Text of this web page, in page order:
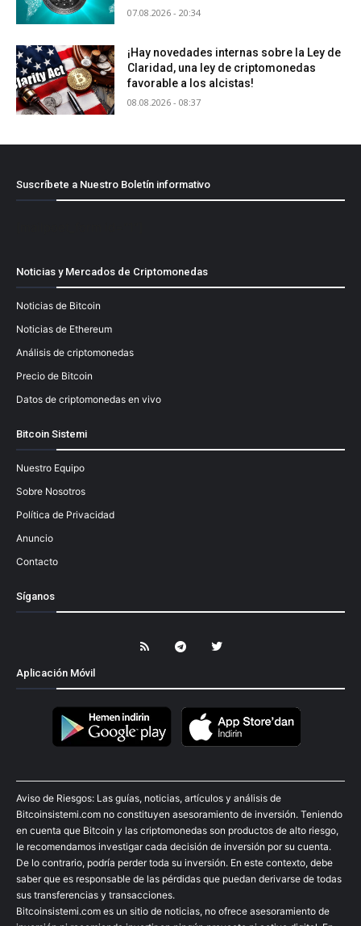
07.08.2026 - 20:34
¡Hay novedades internas sobre la Ley de
Claridad, una ley de criptomonedas
favorable a los alcistas!
08.08.2026 - 08:37
Suscríbete a Nuestro Boletín informativo
Noticias y Mercados de Criptomonedas
Noticias de Bitcoin
Noticias de Ethereum
Análisis de criptomonedas
Precio de Bitcoin
Datos de criptomonedas en vivo
Bitcoin Sistemi
Nuestro Equipo
Sobre Nosotros
Política de Privacidad
Anuncio
Contacto
Síganos
Aplicación Móvil
Aviso de Riesgos: Las guías, noticias, artículos y análisis de
Bitcoinsistemi.com no constituyen asesoramiento de inversión. Teniendo
en cuenta que Bitcoin y las criptomonedas son productos de alto riesgo,
le recomendamos investigar cada decisión de inversión por su cuenta.
De lo contrario, podría perder toda su inversión. En este contexto, debe
saber que es responsable de las pérdidas que puedan derivarse de todas
sus transferencias y transacciones.
Bitcoinsistemi.com es un sitio de noticias, no ofrece asesoramiento de